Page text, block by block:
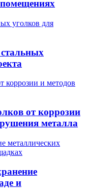
от коррозии
металла
и